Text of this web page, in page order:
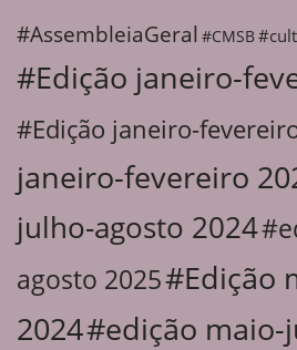
#AssembleiaGeral #CMSB
#Edição janeiro-
#Edição janeiro-
janeiro-fevereiro
julho-agosto 2024
agosto 2025#Edição
2024#edição maio-